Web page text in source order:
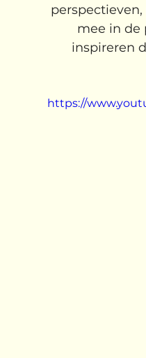
klein, klein vogeltje
mee in de
inspireren
https://